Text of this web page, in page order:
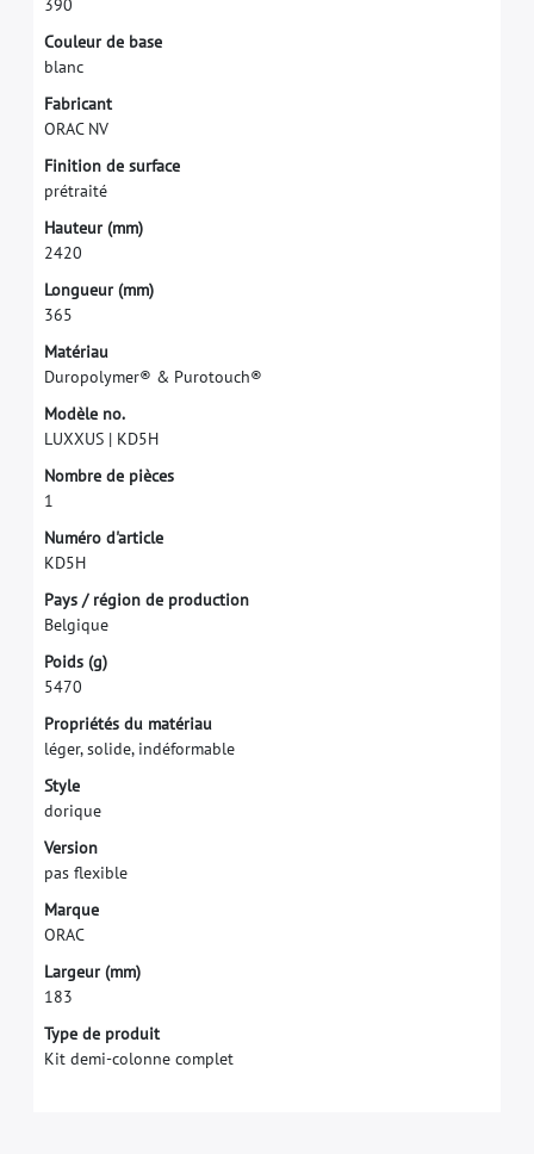
390
Couleur de base
blanc
Fabricant
ORAC NV
Finition de surface
prétraité
Hauteur (mm)
2420
Longueur (mm)
365
Matériau
Duropolymer® & Purotouch®
Modèle no.
LUXXUS | KD5H
Nombre de pièces
1
Numéro d'article
KD5H
Pays / région de production
Belgique
Poids (g)
5470
Propriétés du matériau
léger, solide, indéformable
Style
dorique
Version
pas fexible
Marque
ORAC
Largeur (mm)
183
Type de produit
Kit demi-colonne complet